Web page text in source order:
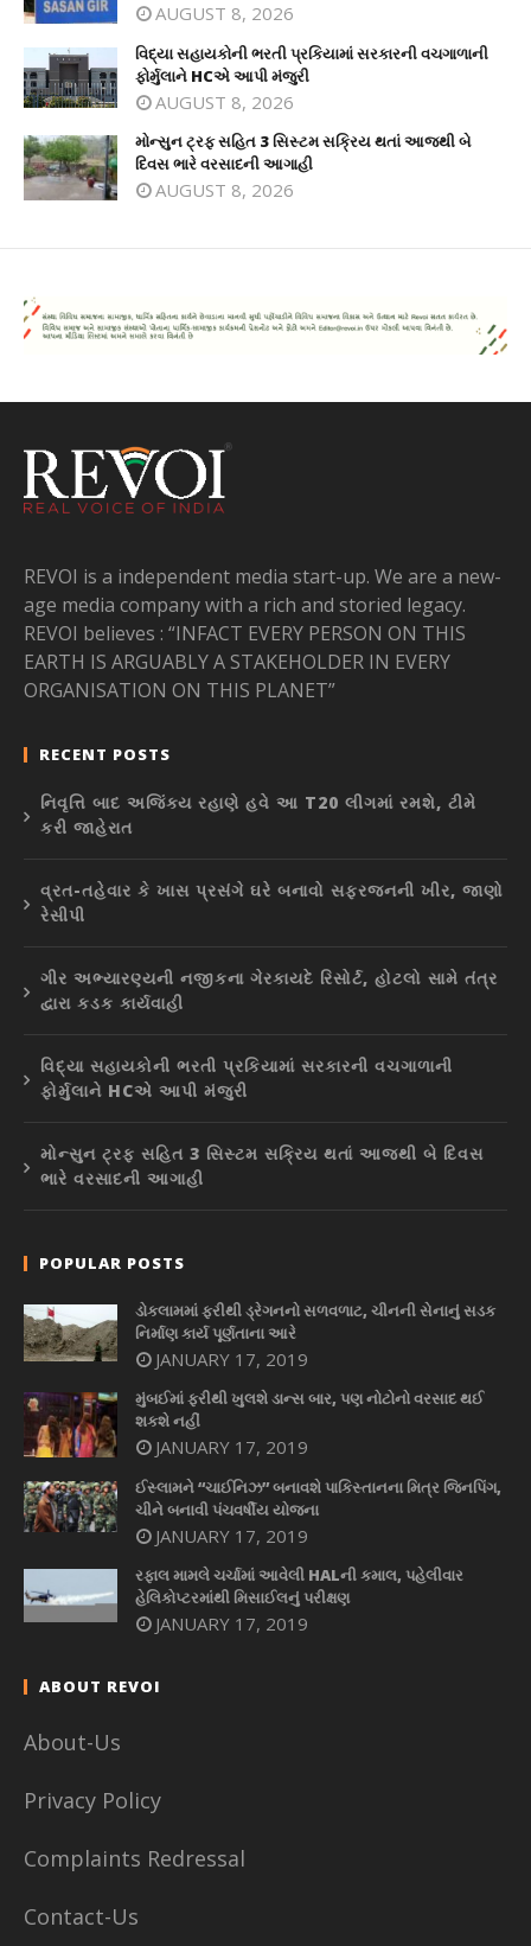
AUGUST 8, 2026
વિદ્યા સહાયકોની ભરતી પ્રકિયામાં સરકારની વચગાળાની
ફોર્મુલાને HCએ આપી મંજુરી
AUGUST 8, 2026
મોન્સુન ટ્રફ સહિત 3 સિસ્ટમ સક્રિય થતાં આજથી બે
દિવસ ભારે વરસાદની આગાહી
AUGUST 8, 2026
REVOI is a independent media start-up. We are a new-
age media company with a rich and storied legacy.
REVOI believes : “INFACT EVERY PERSON ON THIS
EARTH IS ARGUABLY A STAKEHOLDER IN EVERY
ORGANISATION ON THIS PLANET”
RECENT POSTS
નિવૃત્તિ બાદ અજિંક્ય રહાણે હવે આ T20 લીગમાં રમશે, ટીમે
કરી જાહેરાત
વ્રત-તહેવાર કે ખાસ પ્રસંગે ઘરે બનાવો સફરજનની ખીર, જાણો
રેસીપી
ગીર અભ્યારણ્યની નજીકના ગેરકાયદે રિસોર્ટ, હોટલો સામે તંત્ર
દ્વારા કડક કાર્યવાહી
વિદ્યા સહાયકોની ભરતી પ્રકિયામાં સરકારની વચગાળાની
ફોર્મુલાને HCએ આપી મંજુરી
મોન્સુન ટ્રફ સહિત 3 સિસ્ટમ સક્રિય થતાં આજથી બે દિવસ
ભારે વરસાદની આગાહી
POPULAR POSTS
ડોકલામમાં ફરીથી ડ્રેગનનો સળવળાટ, ચીનની સેનાનું સડક
નિર્માણ કાર્ય પૂર્ણતાના આરે
JANUARY 17, 2019
મુંબઈમાં ફરીથી ખુલશે ડાન્સ બાર, પણ નોટોનો વરસાદ થઈ
શકશે નહીં
JANUARY 17, 2019
ઈસ્લામને “ચાઈનિઝ” બનાવશે પાકિસ્તાનના મિત્ર જિનપિંગ,
ચીને બનાવી પંચવર્ષીય યોજના
JANUARY 17, 2019
રફાલ મામલે ચર્ચામાં આવેલી HALની કમાલ, પહેલીવાર
હેલિકોપ્ટરમાંથી મિસાઈલનું પરીક્ષણ
JANUARY 17, 2019
ABOUT REVOI
About-Us
Privacy Policy
Complaints Redressal
Contact-Us